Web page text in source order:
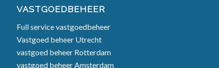
VASTGOEDBEHEER
Full service vastgoedbeheer
Vastgoed beheer Utrecht
vastgoed beheer Rotterdam
vastgoed beheer Amsterdam